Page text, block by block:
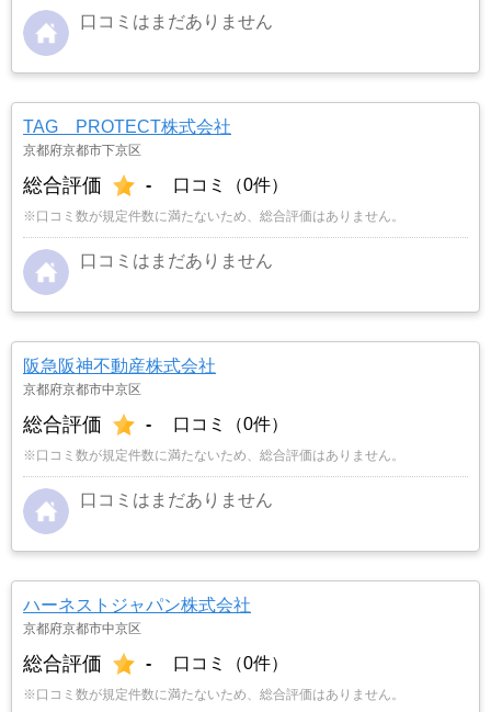
口コミはまだありません
TAG PROTECT株式会社
京都府京都市下京区
総合評価 - 口コミ（0件）
※口コミ数が規定件数に満たないため、総合評価はありません。
口コミはまだありません
阪急阪神不動産株式会社
京都府京都市中京区
総合評価 - 口コミ（0件）
※口コミ数が規定件数に満たないため、総合評価はありません。
口コミはまだありません
ハーネストジャパン株式会社
京都府京都市中京区
総合評価 - 口コミ（0件）
※口コミ数が規定件数に満たないため、総合評価はありません。